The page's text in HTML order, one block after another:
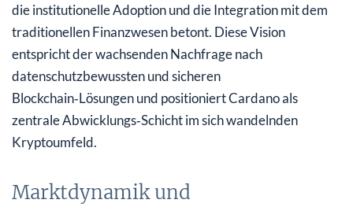
die institutionelle Adoption und die Integration mit dem
traditionellen Finanzwesen betont. Diese Vision
entspricht der wachsenden Nachfrage nach
datenschutzbewussten und sicheren
Blockchain‑Lösungen und positioniert Cardano als
zentrale Abwicklungs‑Schicht im sich wandelnden
Kryptoumfeld.
Marktdynamik und